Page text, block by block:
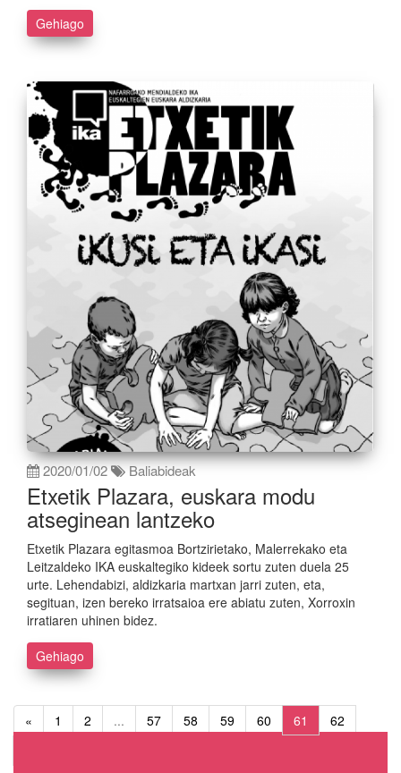
Gehiago
2020/01/02 Baliabideak
Etxetik Plazara, euskara modu
atseginean lantzeko
Etxetik Plazara egitasmoa Bortzirietako, Malerrekako eta
Leitzaldeko IKA euskaltegiko kideek sortu zuten duela 25
urte. Lehendabizi, aldizkaria martxan jarri zuten, eta,
segituan, izen bereko irratsaioa ere abiatu zuten, Xorroxin
irratiaren uhinen bidez.
Gehiago
« 1 2 ... 57 58 59 60 61
62